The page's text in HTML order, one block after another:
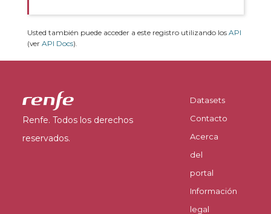
Usted también puede acceder a este registro utilizando los API
(ver API Docs).
Renfe. Todos los derechos
reservados.
Datasets
Contacto
Acerca
del
portal
Información
legal